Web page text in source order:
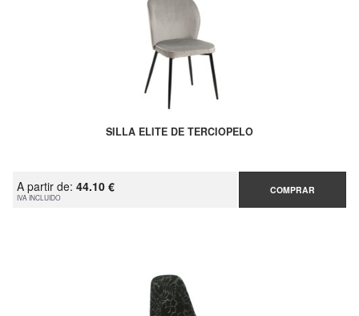
SILLA ELITE DE TERCIOPELO
A partir de: 44.10 €
IVA INCLUIDO
COMPRAR